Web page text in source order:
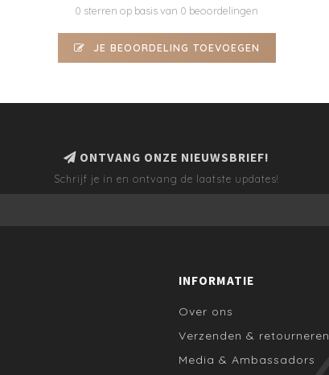
0 sterren op basis van 0 beoordelingen
JE BEOORDELING TOEVOEGEN
ONTVANG ONZE NIEUWSBRIEF!
Schrijf je in en ontvang de laatste updates!
INFORMATIE
Over ons
Verzenden & retourneren
Media & Ambassadors